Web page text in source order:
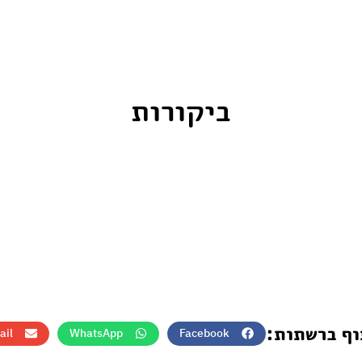
ביקורות
ברשתות: Facebook
WhatsApp